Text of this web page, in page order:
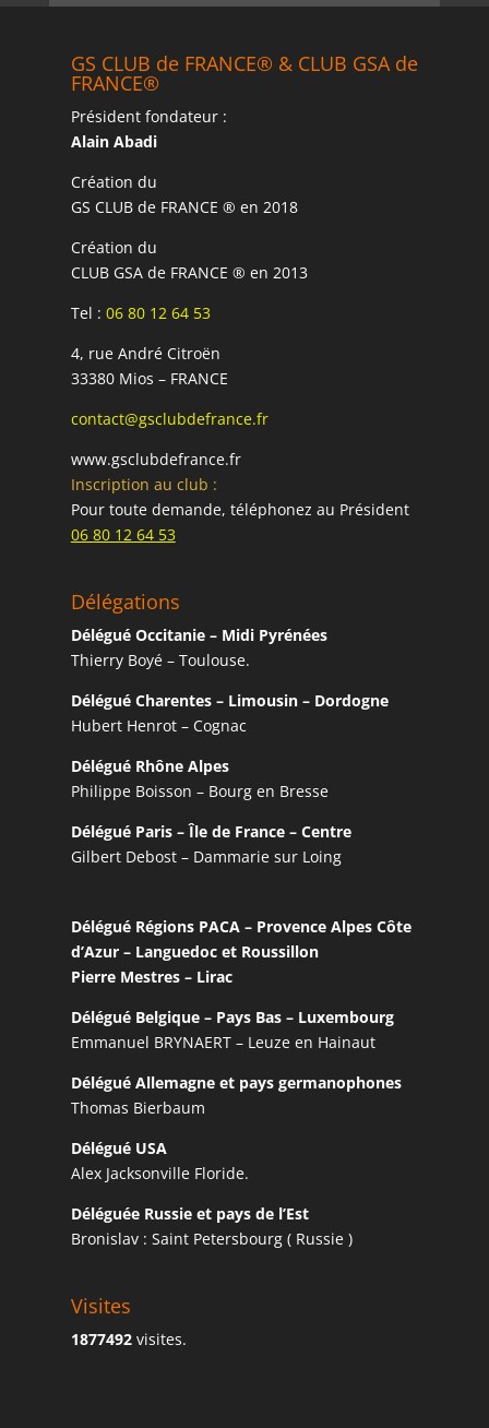
GS CLUB de FRANCE® & CLUB GSA de
FRANCE®
Président fondateur :
Alain Abadi
Création du
GS CLUB de FRANCE ® en 2018
Création du
CLUB GSA de FRANCE ® en 2013
Tel : 06 80 12 64 53
4, rue André Citroën
33380 Mios – FRANCE
contact@gsclubdefrance.fr
www.gsclubdefrance.fr
Inscription au club :
Pour toute demande, téléphonez au Président
06 80 12 64 53
Délégations
Délégué Occitanie – Midi Pyrénées
Thierry Boyé – Toulouse.
Délégué Charentes – Limousin – Dordogne
Hubert Henrot – Cognac
Délégué Rhône Alpes
Philippe Boisson – Bourg en Bresse
Délégué Paris – Île de France – Centre
Gilbert Debost – Dammarie sur Loing
Délégué Régions PACA – Provence Alpes Côte
d’Azur – Languedoc et Roussillon
Pierre Mestres – Lirac
Délégué Belgique – Pays Bas – Luxembourg
Emmanuel BRYNAERT – Leuze en Hainaut
Délégué Allemagne et pays germanophones
Thomas Bierbaum
Délégué USA
Alex Jacksonville Floride.
Déléguée Russie et pays de l’Est
Bronislav : Saint Petersbourg ( Russie )
Visites
1877492visites.